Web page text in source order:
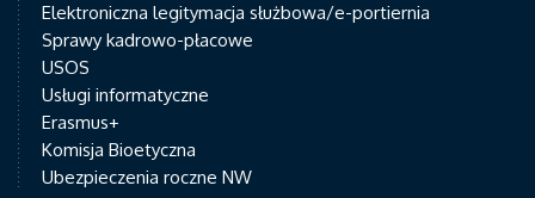
Elektroniczna legitymacja służbowa/e-portiernia
Sprawy kadrowo-płacowe
USOS
Usługi informatyczne
Erasmus+
Komisja Bioetyczna
Ubezpieczenia roczne NW